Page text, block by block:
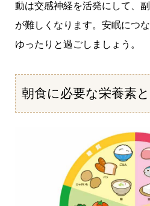
動は交感神経を活発にして、
が難しくなります。安眠につ
ゆったりと過ごしましょう。
朝食に必要な栄養素